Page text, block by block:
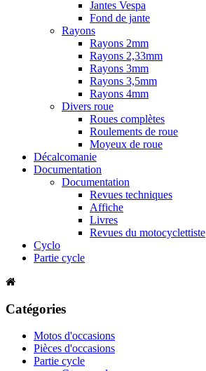
Jantes Vespa
Fond de jante
Rayons
Rayons 2mm
Rayons 2,33mm
Rayons 3mm
Rayons 3,5mm
Rayons 4mm
Divers roue
Roues complètes
Roulements de roue
Moyeux de roue
Décalcomanie
Documentation
Documentation
Revues techniques
Affiche
Livres
Revues du motocyclettiste
Cyclo
Partie cycle
Catégories
Motos d'occasions
Pièces d'occasions
Partie cycle